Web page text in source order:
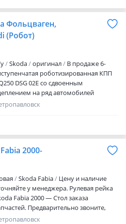
ПИШИТЕ
Фольцваген,
(Робот)
Skoda оригинал
В продаже 6-
роботизированная КПП
DSG 02E со сдвоенным
на ряд автомобилей
Audi, Skoda и Seat.
183. Осуществляем доставку
всему Казахстану, а также в страны
время: Понедельник-Пятница:
18: 00 Суббота: 9: 30-17: 00
Выходной. Компания Mega
предлагает автозапчасти с
— без пробега по РК, в
2000-
Skoda Fabia
Цену и наличие
у менеджера. Рулевая рейка
Fabia 2000 — Стол заказа
Предварительно звоните,
на все вопросы. Оставляйте